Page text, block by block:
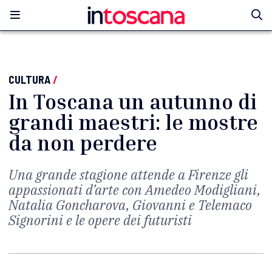
CULTURA/
In Toscana un autunno di
grandi maestri: le mostre
da non perdere
Una grande stagione attende a Firenze gli
appassionati d’arte con Amedeo Modigliani,
Natalia Goncharova, Giovanni e Telemaco
Signorini e le opere dei futuristi